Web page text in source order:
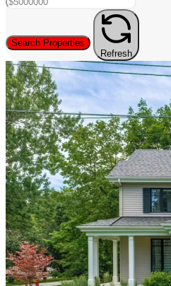
Search Properties
Refresh